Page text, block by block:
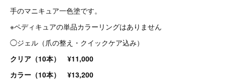
手のマニキュア一色塗です。
※ペディキュアの単品カラーリングはありません
◯ジェル（爪の整え・クイックケア込み）
クリア（10本） ¥11,000
カラー（10本） ¥13,200